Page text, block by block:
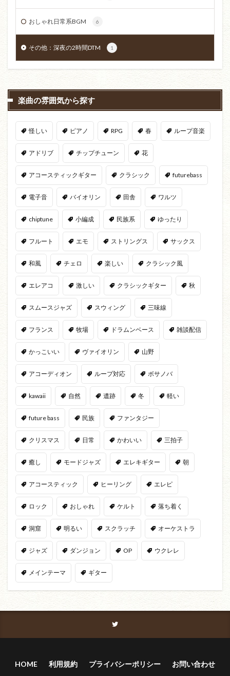
おしゃれ日常系BGM 6
その他：深夜の2時間DTM 1
楽曲の雰囲気から探す
怪しい ピアノ RPG 春 ループ音楽
アドリブ チップチューン 花
アコースティックギター クラシック futurebass
電子音 バイオリン 田舎 ワルツ
chiptune 小編成 民族系 ゆったり
フルート エモ ストリングス サックス
和風 チェロ 楽しい クラシック風
エレアコ 激しい クラシックギター 秋
スムースジャズ スウィング 三味線
フランス 牧場 ドラムンベース 雑談配信
かっこいい ヴァイオリン 山野
アコーディオン ループ対応 ボサノバ
kawaii 自然 遺跡 冬 軽い
future bass 民族 ファンタジー
クリスマス 日常 かわいい 三拍子
癒し モードジャズ エレキギター 朝
アコースティック ヒーリング エレピ
ロック おしゃれ ケルト 落ち着く
洞窟 明るい スクラッチ オーケストラ
ジャズ ダンジョン OP ウクレレ
メインテーマ ギター
HOME 利用規約 プライバシーポリシー お問い合わせ